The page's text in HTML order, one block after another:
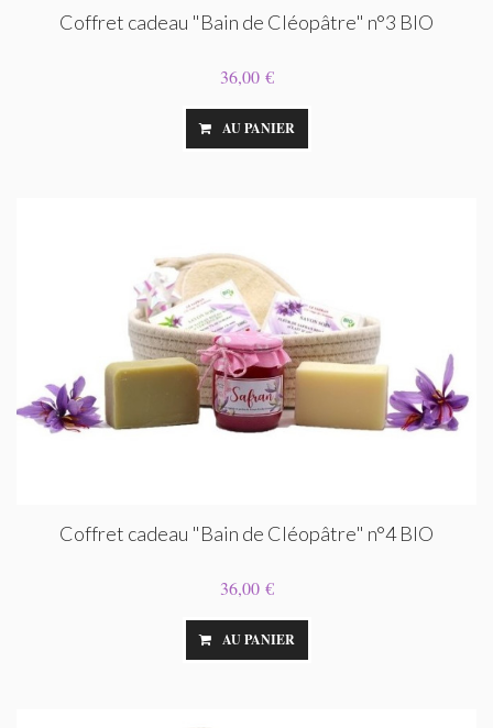
Coffret cadeau "Bain de Cléopâtre" n°3 BIO
36,00 €
AU PANIER
Coffret cadeau "Bain de Cléopâtre" n°4 BIO
36,00 €
AU PANIER